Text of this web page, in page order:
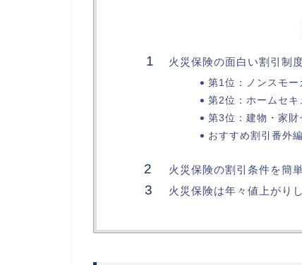
火災保険の面白い割引制
第1位：ノンスモー
第2位：ホームセキ
第3位：建物・家財
おすすめ割引番外
火災保険の割引条件を簡
火災保険は年々値上がり